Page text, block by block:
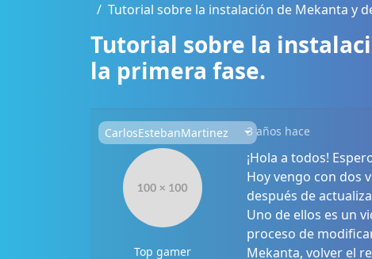
Tutorial sobre la instalación de Mekanta y
Tutorial sobre la
la primera fase.
CarlosEstebanMartinez 3 años hace
Top gamer
¡Hola a todos!
Hoy vengo con dos
después de
Uno de ellos es un
proceso de
Mekanta, volver el